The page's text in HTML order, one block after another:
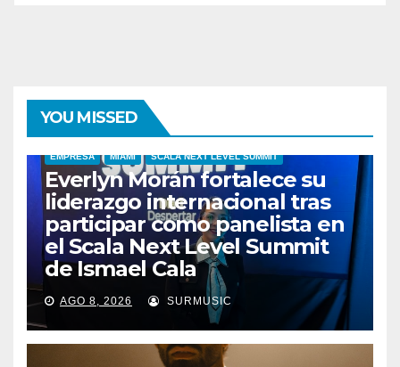
YOU MISSED
EMPRESA MIAMI SCALA NEXT LEVEL SUMMIT
Everlyn Morán fortalece su
liderazgo internacional tras
participar como panelista en
el Scala Next Level Summit
de Ismael Cala
AGO 8, 2026 SURMUSIC